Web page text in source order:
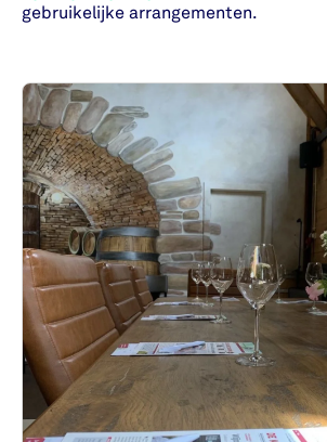
gebruikelijke arrangementen.